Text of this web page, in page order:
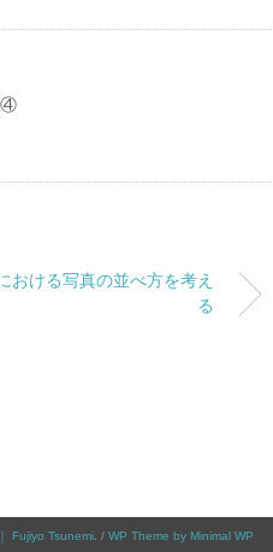
④
おける写真の並べ方を考え
る
Fujiyo Tsunemi . / WP Theme by Minimal WP